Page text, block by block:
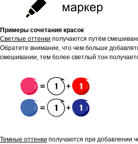
Примеры сочетания красок
Светлые оттенки получаются путём
Обратите внимание, что чем больше
смешивании, тем более светлый тон
Темные оттенки получаются при добавлении